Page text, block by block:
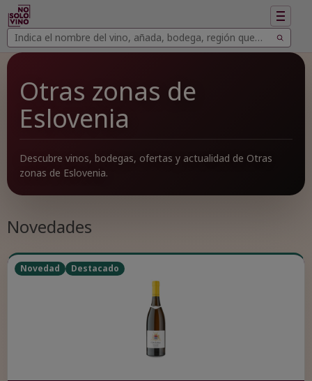
Buscar
vinos
Buscar
Mostrar
Otras zonas de
Eslovenia
Descubre vinos, bodegas, ofertas y actualidad de Otras
zonas de Eslovenia.
Novedades
Novedad Destacado